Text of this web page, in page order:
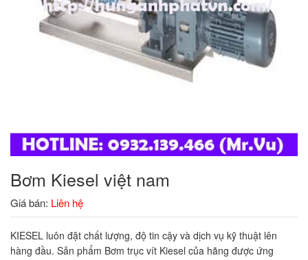
Bơm Kiesel việt nam
Giá bán: Liên hệ
KIESEL luôn đặt chất lượng, độ tin cậy và dịch vụ kỹ thuật lên
hàng đầu. Sản phẩm Bơm trục vít Kiesel của hãng được ứng